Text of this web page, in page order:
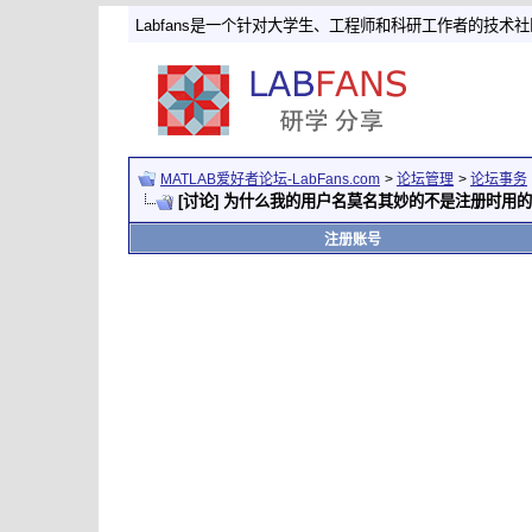
Labfans是一个针对大学生、工程师和科研工作者的技术社
MATLAB爱好者论坛-LabFans.com > 论坛管理 > 论坛事务
[讨论] 为什么我的用户名莫名其妙的不是注册时用的
注册账号